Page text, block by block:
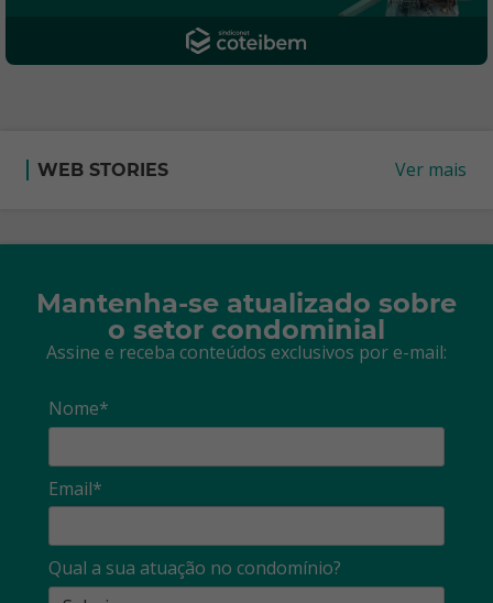
WEB STORIES Ver mais
Mantenha-se atualizado sobre
o setor condominial
Assine e receba conteúdos exclusivos por e-mail:
Nome*
Email*
Qual a sua atuação no condomínio?